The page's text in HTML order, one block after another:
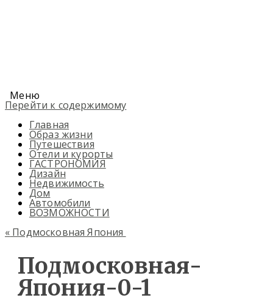
Меню
Перейти к содержимому
Главная
Образ жизни
Путешествия
Отели и курорты
ГАСТРОНОМИЯ
Дизайн
Недвижимость
Дом
Автомобили
ВОЗМОЖНОСТИ
« Подмосковная Япония
Подмосковная-
Япония-0-1